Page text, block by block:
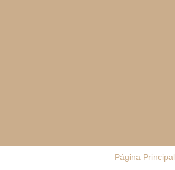
Página Principal